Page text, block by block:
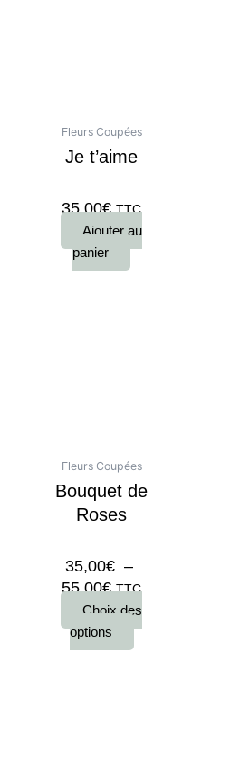
Fleurs Coupées
Je t’aime
35,00€ TTC
Ajouter au
panier
Fleurs Coupées
Bouquet de
Roses
35,00€ –
55,00€ TTC
Choix des
options
peuvent
être
page
du
produit